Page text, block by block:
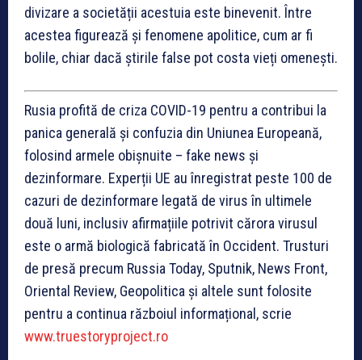
divizare a societății acestuia este binevenit. Între
acestea figurează și fenomene apolitice, cum ar fi
bolile, chiar dacă știrile false pot costa vieți omenești.
Rusia profită de criza COVID-19 pentru a contribui la
panica generală și confuzia din Uniunea Europeană,
folosind armele obișnuite – fake news și
dezinformare. Experții UE au înregistrat peste 100 de
cazuri de dezinformare legată de virus în ultimele
două luni, inclusiv afirmațiile potrivit cărora virusul
este o armă biologică fabricată în Occident. Trusturi
de presă precum Russia Today, Sputnik, News Front,
Oriental Review, Geopolitica și altele sunt folosite
pentru a continua războiul informațional, scrie
www.truestoryproject.ro